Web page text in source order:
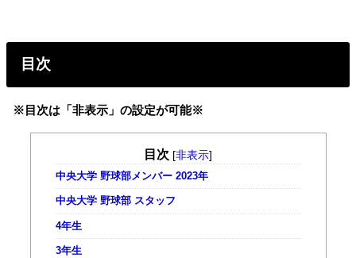
目次
※目次は「非表示」の設定が可能※
目次 [非表示]
中央大学 野球部メンバー 2023年
中央大学 野球部 スタッフ
4年生
3年生